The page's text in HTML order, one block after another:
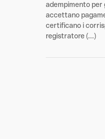
adempimento per
accettano
certificano i
registratore (...)